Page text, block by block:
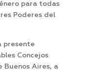
para todas
Poderes del
presente
Concejos
Buenos Aires, a